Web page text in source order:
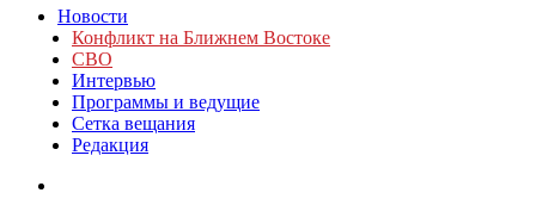
Новости
Конфликт на Ближнем Востоке
СВО
Интервью
Программы и ведущие
Сетка вещания
Редакция